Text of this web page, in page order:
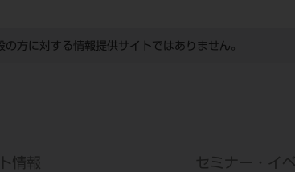
方に対する情報提供サイトではありません。
情報 セミナー・イ